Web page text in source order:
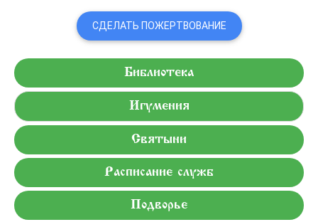
СДЕЛАТЬ ПОЖЕРТВОВАНИЕ
Библиотека
Игумения
Святыни
Расписание служб
Подворье